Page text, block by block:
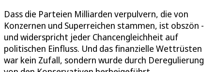
Dass die Parteien Milliarden verpulvern, die von
Konzernen und Superreichen stammen, ist obszön -
und widerspricht jeder Chancengleichheit auf
politischen Einfluss. Und das finanzielle Wettrüsten
war kein Zufall, sondern wurde durch Deregulierung